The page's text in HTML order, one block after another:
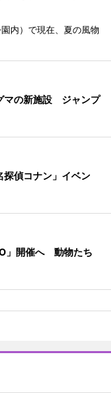
内）で現在、夏の風物
マの新施設 ジャンプ
探偵コナン」イベン
」開催へ 動物たち